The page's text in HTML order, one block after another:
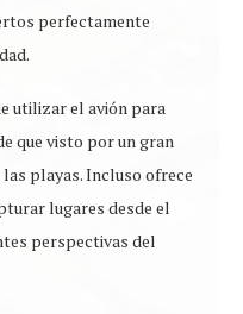
perfectamente
utilizar el avión para
que visto por un gran
playas. Incluso ofrece
lugares desde el
perspectivas del